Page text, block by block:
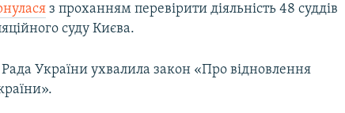
з проханням перевірити діяльність 48 суддів
суду Києва.
України ухвалила закон «Про відновлення